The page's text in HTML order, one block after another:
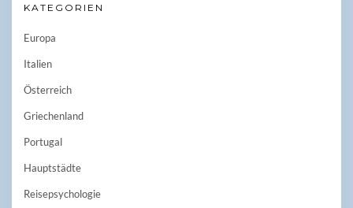
KATEGORIEN
Europa
Italien
Österreich
Griechenland
Portugal
Hauptstädte
Reisepsychologie